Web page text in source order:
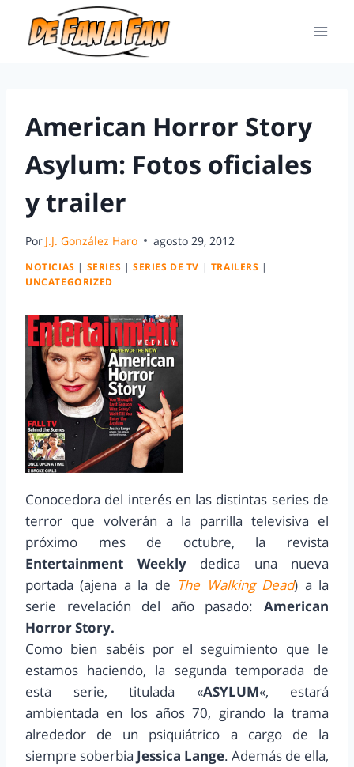
American Horror Story
Asylum: Fotos oficiales
y trailer
Por J.J. González Haro agosto 29, 2012
NOTICIAS | SERIES | SERIES DE TV | TRAILERS |
UNCATEGORIZED
Conocedora del interés en las distintas series de
terror que volverán a la parrilla televisiva el
próximo mes de octubre, la revista
Entertainment Weeklydedica una nueva
portada (ajena a la de The Walking Dead) a la
serie revelación del año pasado: American
Horror Story.
Como bien sabéis por el seguimiento que le
estamos haciendo, la segunda temporada de
esta serie, titulada «ASYLUM«, estará
ambientada en los años 70, girando la trama
alrededor de un psiquiátrico a cargo de la
siempre soberbia Jessica Lange. Además de ella,